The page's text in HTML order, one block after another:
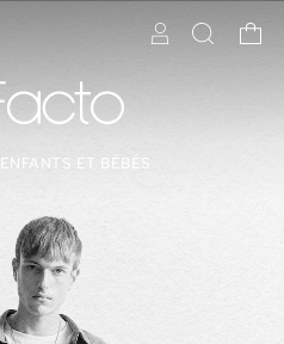
ENFANTS ET BÉBÉS